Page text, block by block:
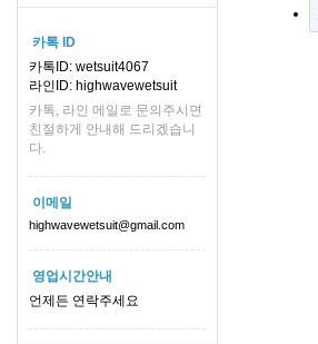
카톡 ID
카톡ID: wetsuit4067
라인ID: highwavewetsuit
카톡, 라인 메일로 문의주시면
친절하게 안내해 드리겠습니
다.
이메일
highwavewetsuit@gmail.com
영업시간안내
언제든 연락주세요